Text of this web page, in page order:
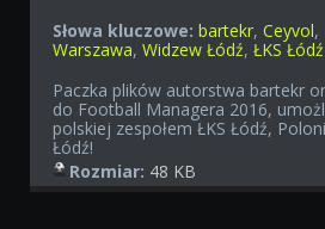
Słowa kluczowe: bartekr,Ceyvol,
Warszawa,Widzew Łódź,ŁKS Łódź
Paczka plików autorstwa bartekr
do Football Managera 2016,
polskiej zespołem ŁKS Łódź,
Łódź!
Rozmiar: 48 KB